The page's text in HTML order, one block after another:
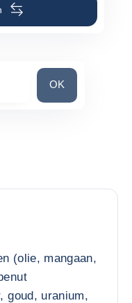
Zoek een land
OK
(olie, mangaan,
goud, uranium,